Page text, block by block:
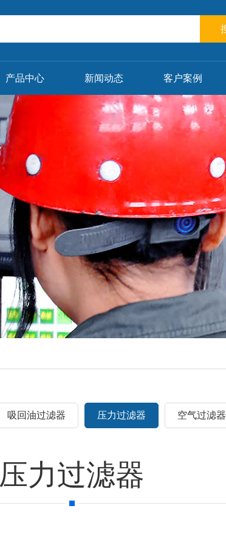
产品中心 新闻动态 客户案例
吸回油过滤器 压力过滤器 空气过滤器
压力过滤器